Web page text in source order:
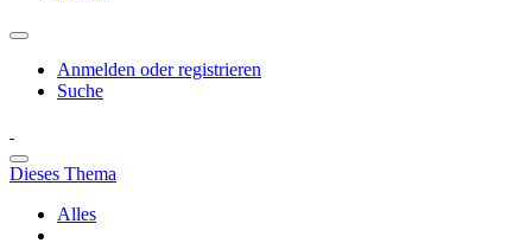
Anmelden oder registrieren
Suche
Dieses Thema
Alles